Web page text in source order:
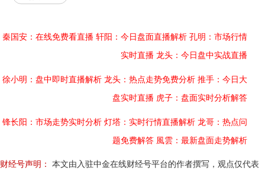
秦国安：在线免费看直播 轩阳：今日盘面直播解析 孔明：市场行情
实时直播 龙头：今日盘中实战直播
徐小明：盘中即时直播解析 龙头：热点走势免费分析 推手：今日大
盘实时直播 虎子：盘面实时分析解答
锋长阳：市场走势实时分析 灯塔：实时行情直播解析 龙哥：热点问
题免费解答 風雲：最新盘面走势解析
财经号声明：
本文由入驻中金在线财经号平台的作者撰写，观点仅代表